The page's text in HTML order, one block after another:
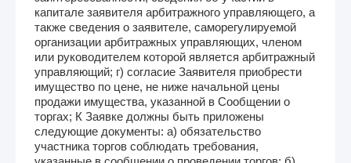
капитале заявителя арбитражного управляющего, а
также сведения о заявителе, саморегулируемой
организации арбитражных управляющих, членом
или руководителем которой является арбитражный
управляющий; г) согласие Заявителя приобрести
имущество по цене, не ниже начальной цены
продажи имущества, указанной в Сообщении о
торгах; К Заявке должны быть приложены
следующие документы: а) обязательство
участника торгов соблюдать требования,